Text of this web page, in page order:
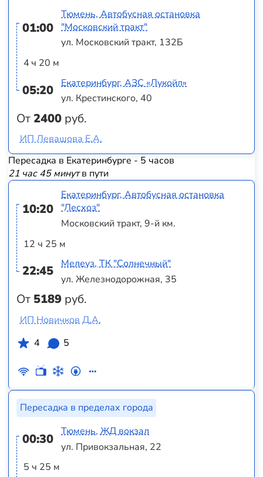
01:00
4 ч 20 м
05:20
От2400 руб.
Тюмень, Автобусная остановка
"Московский тракт"
ул. Московский тракт, 132Б
Екатеринбург, АЗС «Лукойл»
ул. Крестинского, 40
ИП Левашова Е.А.
Пересадка в Екатеринбурге - 5 часов
21 час 45 минутв пути
10:20
12 ч 25 м
22:45
От 5189 руб.
Екатеринбург, Автобусная остановка
"Лесхоз"
Московский тракт, 9-й км.
Мелеуз, ТК "Солнечный"
ул. Железнодорожная, 35
ИП Новичков Д.А.
4
5
Пересадка в пределах города
00:30
5 ч 25 м
Тюмень, ЖД вокзал
ул. Привокзальная, 22